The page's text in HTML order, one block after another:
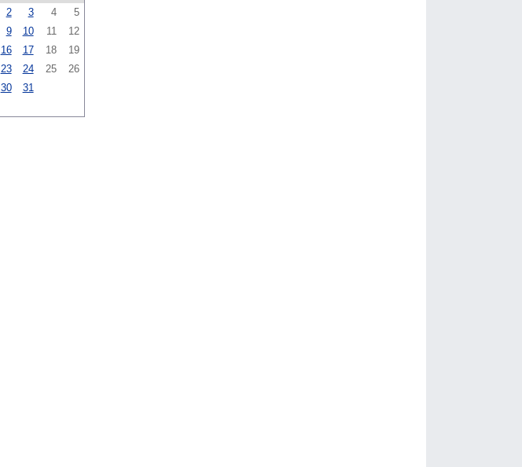
2 3 4
5
9 10 11
12
16 17 18
19
23 24 25
26
30 31